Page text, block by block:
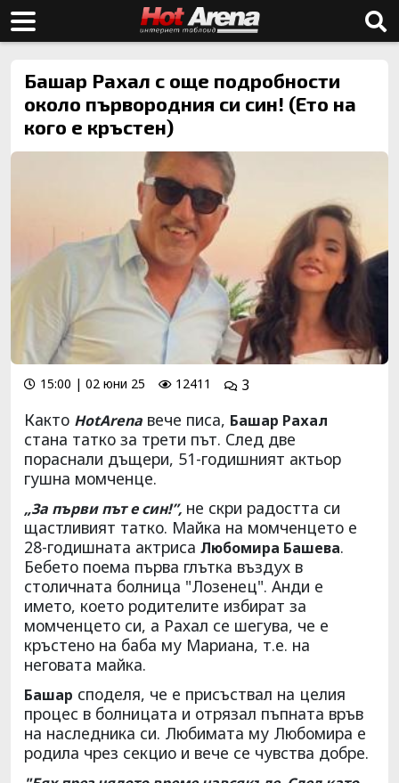
Башар Рахал с още подробности
около първородния си син! (Ето на
кого е кръстен)
15:00 | 02 юни 25 12411 3
Както HotArena вече писа, Башар Рахал
стана татко за трети път. След две
пораснали дъщери, 51-годишният актьор
гушна момченце.
„За първи път е син!”, не скри радостта си
щастливият татко. Майка на момченцето е
28-годишната актриса Любомира Башева.
Бебето поема първа глътка въздух в
столичната болница "Лозенец". Анди е
името, което родителите избират за
момченцето си, а Рахал се шегува, че е
кръстено на баба му Мариана, т.е. на
неговата майка.
Башар споделя, че е присъствал на целия
процес в болницата и отрязал пъпната връв
на наследника си. Любимата му Любомира е
родила чрез секцио и вече се чувства добре.